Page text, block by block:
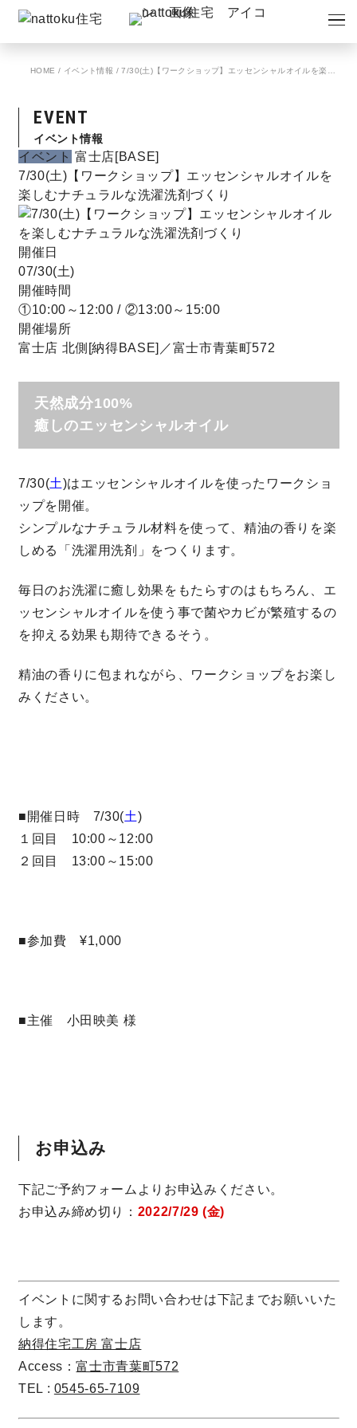
イベント
キャンペーン
ショールーム
モデルハウス
スタッフブログ
営業時間／10:00～20:00 定休日／年末年始
タップで電話をかける
来店・見学予約
OWNER’S SITE オーナーズサイト
nattokuグループコーポレートサイト
nattoku住宅 10のこだわり
身体に優しい自然素材の家
2030年の省エネ基準住宅
生涯続く安心のアフターフォロー
ラインナップ
Groovin’
nattoku住宅25周年記念モデル
Glass Arts
Blue Style
HOME / イベント情報 /7/30(土)【ワークショップ】エッセンシャルオイルを楽しむナチュラルな洗濯洗剤づくり
EVENT
イベント情報
イベント 富士店[BASE]
7/30(土)【ワークショップ】エッセンシャルオイルを
楽しむナチュラルな洗濯洗剤づくり
開催日
07/30(土)
開催時間
①10:00～12:00 / ②13:00～15:00
開催場所
富士店 北側[納得BASE]／富士市青葉町572
天然成分100%
癒しのエッセンシャルオイル
7/30(土)はエッセンシャルオイルを使ったワークショ
ップを開催。
シンプルなナチュラル材料を使って、精油の香りを楽
しめる「洗濯用洗剤」をつくります。
毎日のお洗濯に癒し効果をもたらすのはもちろん、エ
ッセンシャルオイルを使う事で菌やカビが繁殖するの
を抑える効果も期待できるそう。
精油の香りに包まれながら、ワークショップをお楽し
みください。
■開催日時 7/30(土)
１回目 10:00～12:00
２回目 13:00～15:00
■参加費 ¥1,000
■主催 小田映美 様
お申込み
下記ご予約フォームよりお申込みください。
お申込み締め切り： 2022/7/29 (金)
イベントに関するお問い合わせは下記までお願いいた
します。
納得住宅工房 富士店
Access：富士市青葉町572
TEL : 0545-65-7109